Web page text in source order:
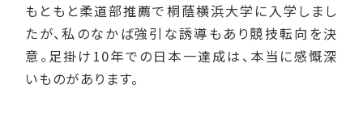
もともと柔道部推薦で桐蔭横浜大学に入学しまし
たが、私のなかば強引な誘導もあり競技転向を決
意。足掛け10年での日本一達成は、本当に感慨深
いものがあります。